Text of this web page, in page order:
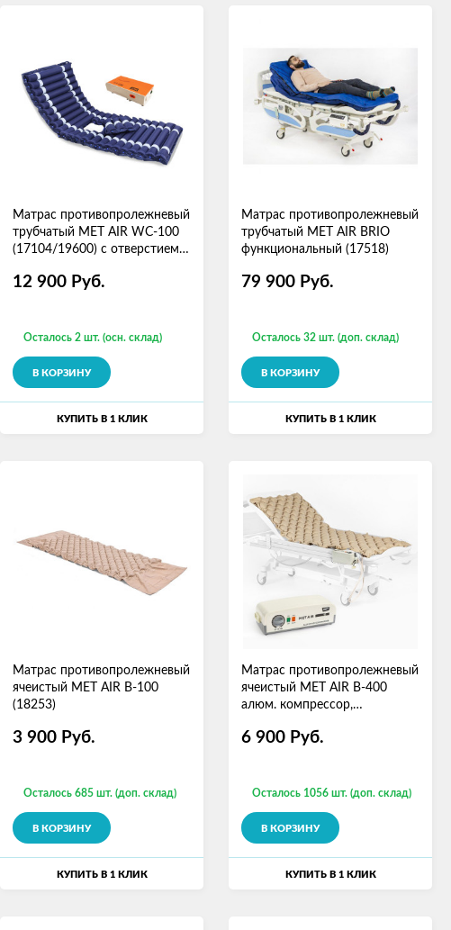
Матрас противопролежневый
трубчатый МЕТ AIR WC-100
(17104/19600) с отверстием
12 900 Руб.
Осталось 2 шт. (осн. склад)
В КОРЗИНУ
КУПИТЬ В 1 КЛИК
Матрас противопролежневый
трубчатый MET AIR BRIO
функциональный (17518)
79 900 Руб.
Осталось 32 шт. (доп. склад)
В КОРЗИНУ
КУПИТЬ В 1 КЛИК
Матрас противопролежневый
ячеистый MET AIR B-100
(18253)
3 900 Руб.
Осталось 685 шт. (доп. склад)
В КОРЗИНУ
КУПИТЬ В 1 КЛИК
Матрас противопролежневый
ячеистый MET AIR B-400
алюм. компрессор,
6 900 Руб.
Осталось 1056 шт. (доп. склад)
В КОРЗИНУ
КУПИТЬ В 1 КЛИК